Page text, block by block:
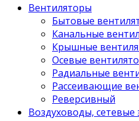
Вентиляторы
Бытовые
Канальные
Крышные
Осевые
Радиальные
Рассеивающие
Реверсивный
Воздуховоды, сетевые